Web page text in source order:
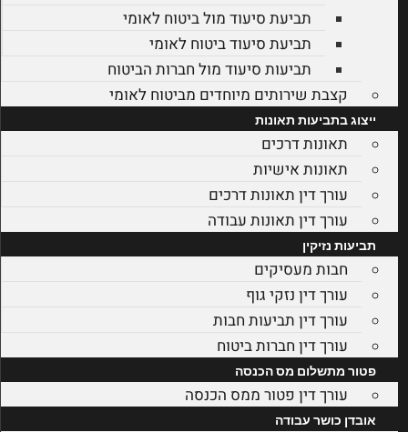
תביעת סיעוד מול ביטוח לאומי
תביעת סיעוד ביטוח לאומי
תביעות סיעוד מול חברות הביטוח
קצבת שירותים מיוחדים מביטוח לאומי
ייצוג בתביעות תאונות
תאונות דרכים
תאונות אישיות
עורך דין תאונות דרכים
עורך דין תאונות עבודה
תביעות נזיקין
חבות מעסיקים
עורך דין נזקי גוף
עורך דין תביעות חבות
עורך דין חברות ביטוח
פטור מתשלום מס הכנסה
עורך דין פטור ממס הכנסה
אובדן כושר עבודה